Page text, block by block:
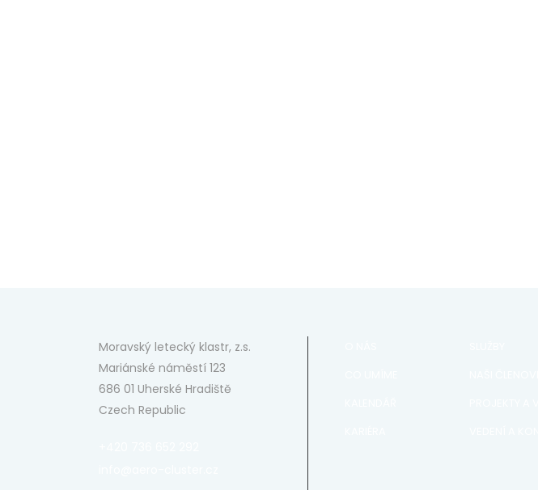
Moravský letecký klastr, z.s.
Mariánské náměstí 123
686 01 Uherské Hradiště
Czech Republic